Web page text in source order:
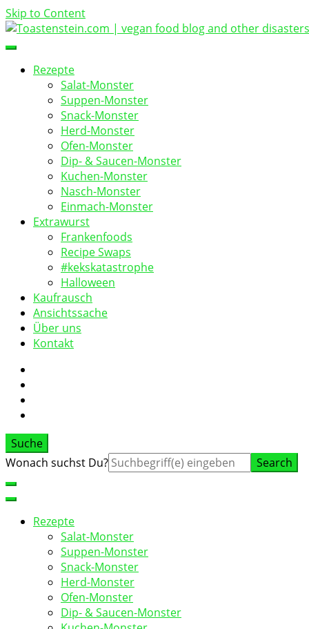
Skip to Content
Toastenstein.com
vegan food blog
Rezepte
Salat-Monster
Suppen-Monster
Snack-Monster
Herd-Monster
Ofen-Monster
Dip- & Saucen-Monster
Kuchen-Monster
Nasch-Monster
Einmach-Monster
Extrawurst
Frankenfoods
Recipe Swaps
#kekskatastrophe
Halloween
Kaufrausch
Ansichtssache
Über uns
Kontakt
Suche
Suche
Wonach suchst Du?
Rezepte
Salat-Monster
Suppen-Monster
Snack-Monster
Herd-Monster
Ofen-Monster
Dip- & Saucen-Monster